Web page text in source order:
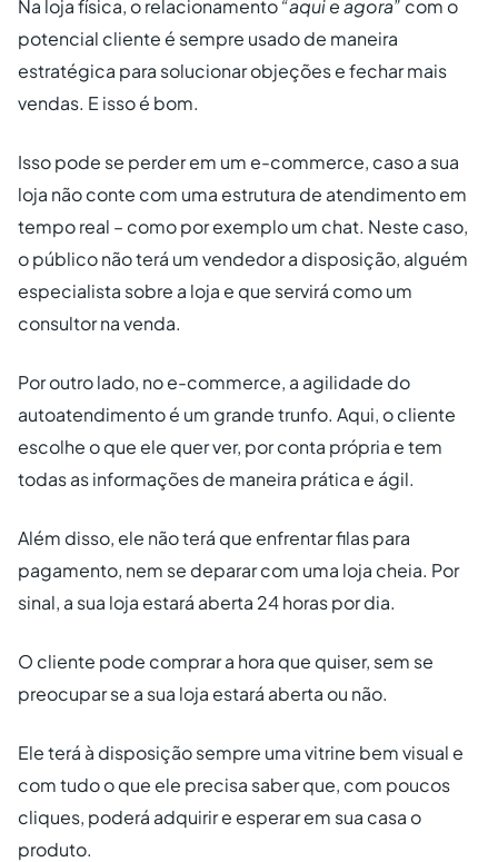
Na loja física, o relacionamento“aqui e agora” com o
potencial cliente é sempre usado de maneira
estratégica para solucionar objeções e fechar mais
vendas. E isso é bom.
Isso pode se perder em um e-commerce, caso a sua
loja não conte com uma estrutura de atendimento em
tempo real – como por exemplo um chat. Neste caso,
o público não terá um vendedor a disposição, alguém
especialista sobre a loja e que servirá como um
consultor na venda.
Por outro lado, no e-commerce, a agilidade do
autoatendimento é um grande trunfo. Aqui, o cliente
escolhe o que ele quer ver, por conta própria e tem
todas as informações de maneira prática e ágil.
Além disso, ele não terá que enfrentar filas para
pagamento, nem se deparar com uma loja cheia. Por
sinal, a sua loja estará aberta 24 horas por dia.
O cliente pode comprar a hora que quiser, sem se
preocupar se a sua loja estará aberta ou não.
Ele terá à disposição sempre uma vitrine bem visual e
com tudo o que ele precisa saber que, com poucos
cliques, poderá adquirir e esperar em sua casa o
produto.